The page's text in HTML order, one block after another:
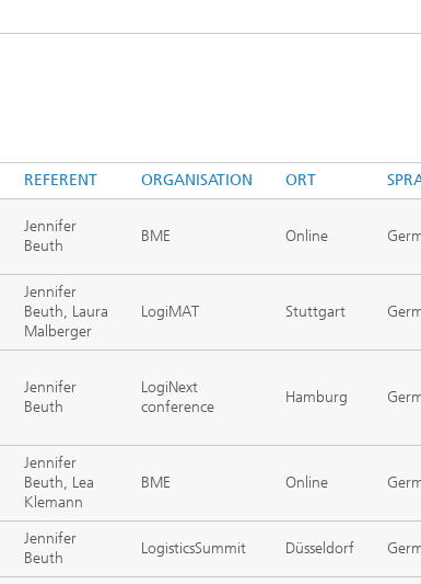
REFERENT ORGANISATION ORT
Jennifer
Beuth
BME Online
Jennifer
Beuth, Laura
Malberger
LogiMAT Stuttgart
Jennifer
Beuth
LogiNext
conference
Hamburg
Jennifer
Beuth, Lea
Klemann
BME Online
Jennifer
Beuth
LogisticsSummit Düsseldorf